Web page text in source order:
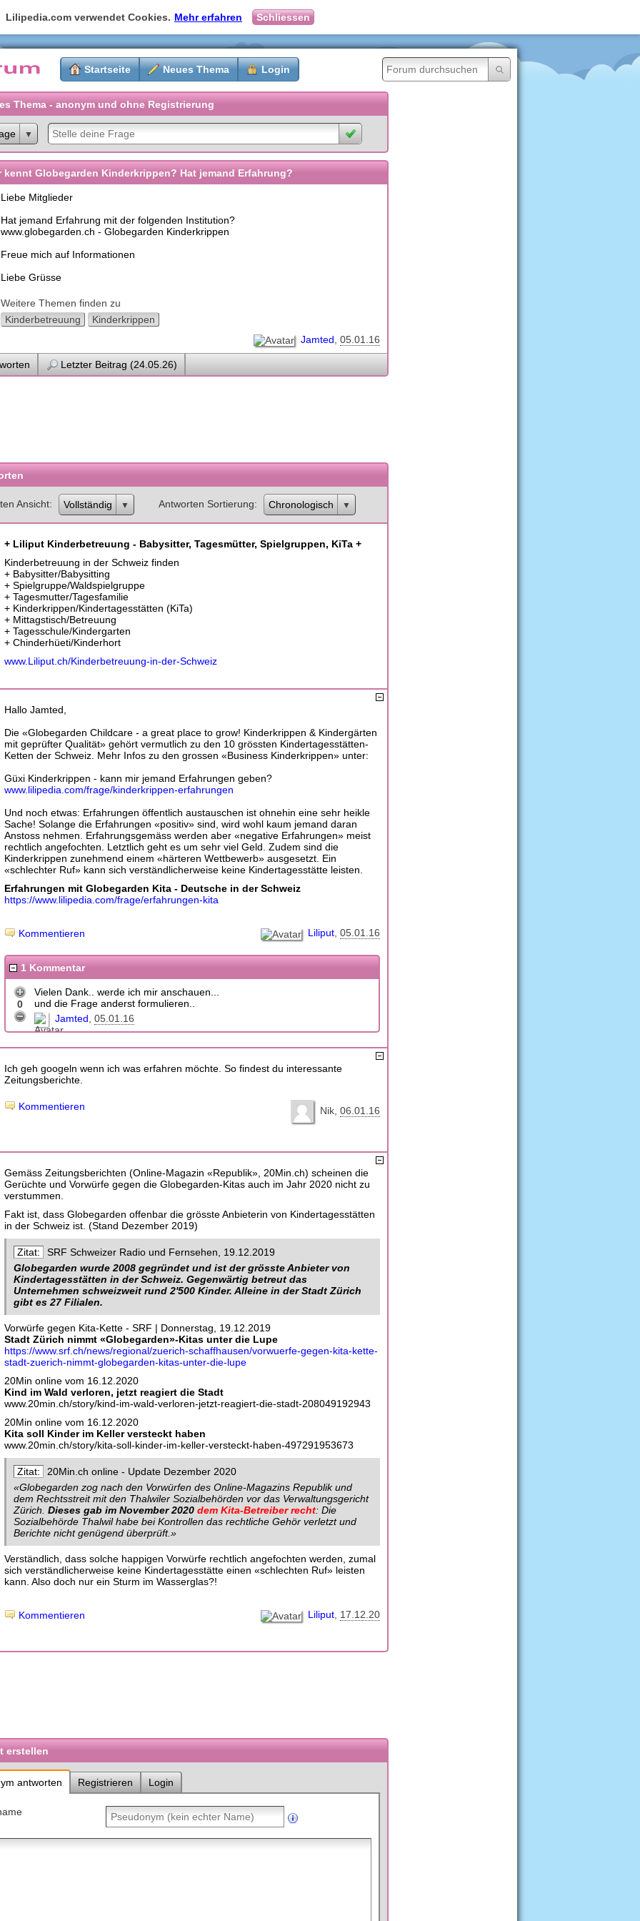
Lilipedia.com verwendet Cookies. Mehr erfahren Schliessen
Startseite Neues Thema Login
Thema - anonym und ohne Registrierung
kennt Globegarden Kinderkrippen? Hat jemand Erfahrung?
Liebe Mitglieder
Hat jemand Erfahrung mit der folgenden Institution?
www.globegarden.ch - Globegarden Kinderkrippen
Freue mich auf Informationen
Liebe Grüsse
Weitere Themen finden zu
Kinderbetreuung
Kinderkrippen
Jamted 05.01.16
Letzter Beitrag (24.05.26)
Ansicht Vollständig Antworten Sortierung Chronologisch
+ Liliput Kinderbetreuung - Babysitter, Tagesmütter, Spielgruppen, KiTa +
Kinderbetreuung in der Schweiz finden
+ Babysitter/Babysitting
+ Spielgruppe/Waldspielgruppe
+ Tagesmutter/Tagesfamilie
+ Kinderkrippen/Kindertagesstätten (KiTa)
+ Mittagstisch/Betreuung
+ Tagesschule/Kindergarten
+ Chinderhüeti/Kinderhort
www.Liliput.ch/Kinderbetreuung-in-der-Schweiz
Hallo Jamted,
Die «Globegarden Childcare - a great place to grow! Kinderkrippen & Kindergärten
mit geprüfter Qualität» gehört vermutlich zu den 10 grössten Kindertagesstätten-
Ketten der Schweiz. Mehr Infos zu den grossen «Business Kinderkrippen» unter:
Güxi Kinderkrippen - kann mir jemand Erfahrungen geben?
www.lilipedia.com/frage/kinderkrippen-erfahrungen
Und noch etwas: Erfahrungen öffentlich austauschen ist ohnehin eine sehr heikle
Sache! Solange die Erfahrungen «positiv» sind, wird wohl kaum jemand daran
Anstoss nehmen. Erfahrungsgemäss werden aber «negative Erfahrungen» meist
rechtlich angefochten. Letztlich geht es um sehr viel Geld. Zudem sind die
Kinderkrippen zunehmend einem «härteren Wettbewerb» ausgesetzt. Ein
«schlechter Ruf» kann sich verständlicherweise keine Kindertagesstätte leisten.
Erfahrungen mit Globegarden Kita - Deutsche in der Schweiz
https://www.lilipedia.com/frage/erfahrungen-kita
Liliput 05.01.16
Kommentieren
1 Kommentar
0
Vielen Dank.. werde ich mir anschauen...
und die Frage anderst formulieren..
Jamted 05.01.16
Ich geh googeln wenn ich was erfahren möchte. So findest du interessante
Zeitungsberichte.
Nik 06.01.16
Kommentieren
Gemäss Zeitungsberichten (Online-Magazin «Republik», 20Min.ch) scheinen die
Gerüchte und Vorwürfe gegen die Globegarden-Kitas auch im Jahr 2020 nicht zu
verstummen.
Fakt ist, dass Globegarden offenbar die grösste Anbieterin von Kindertagesstätten
in der Schweiz ist. (Stand Dezember 2019)
SRF Schweizer Radio und Fernsehen, 19.12.2019
Globegarden wurde 2008 gegründet und ist der grösste Anbieter von
Kindertagesstätten in der Schweiz. Gegenwärtig betreut das
Unternehmen schweizweit rund 2'500 Kinder. Alleine in der Stadt Zürich
gibt es 27 Filialen.
Vorwürfe gegen Kita-Kette - SRF | Donnerstag, 19.12.2019
Stadt Zürich nimmt «Globegarden»-Kitas unter die Lupe
https://www.srf.ch/news/regional/zuerich-schaffhausen/vorwuerfe-gegen-kita-kette-
stadt-zuerich-nimmt-globegarden-kitas-unter-die-lupe
20Min online vom 16.12.2020
Kind im Wald verloren, jetzt reagiert die Stadt
www.20min.ch/story/kind-im-wald-verloren-jetzt-reagiert-die-stadt-208049192943
20Min online vom 16.12.2020
Kita soll Kinder im Keller versteckt haben
www.20min.ch/story/kita-soll-kinder-im-keller-versteckt-haben-497291953673
20Min.ch online - Update Dezember 2020
«Globegarden zog nach den Vorwürfen des Online-Magazins Republik und
dem Rechtsstreit mit den Thalwiler Sozialbehörden vor das Verwaltungsgericht
Zürich. Dieses gab im November 2020 dem Kita-Betreiber recht: Die
Sozialbehörde Thalwil habe bei Kontrollen das rechtliche Gehör verletzt und
Berichte nicht genügend überprüft.»
Verständlich, dass solche happigen Vorwürfe rechtlich angefochten werden, zumal
sich verständlicherweise keine Kindertagesstätte einen «schlechten Ruf» leisten
kann. Also doch nur ein Sturm im Wasserglas?!
Liliput 17.12.20
Kommentieren
erstellen
antworten Registrieren Login